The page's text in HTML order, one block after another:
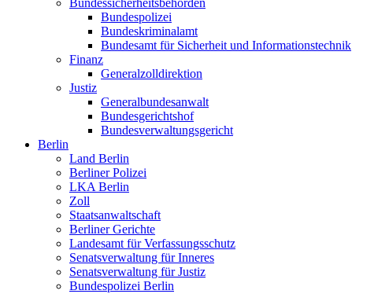
Bundessicherheitsbehörden
Bundespolizei
Bundeskriminalamt
Bundesamt für Sicherheit und Informationstechnik
Finanz
Generalzolldirektion
Justiz
Generalbundesanwalt
Bundesgerichtshof
Bundesverwaltungsgericht
Berlin
Land Berlin
Berliner Polizei
LKA Berlin
Zoll
Staatsanwaltschaft
Berliner Gerichte
Landesamt für Verfassungsschutz
Senatsverwaltung für Inneres
Senatsverwaltung für Justiz
Bundespolizei Berlin